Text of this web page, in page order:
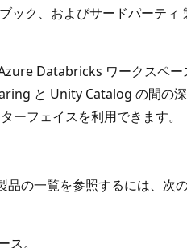
ック、およびサードパーティ
Databricks ワークスペ
と Unity Catalog の間の
ーフェイスを利用できます。
の一覧を参照するには、次の
。